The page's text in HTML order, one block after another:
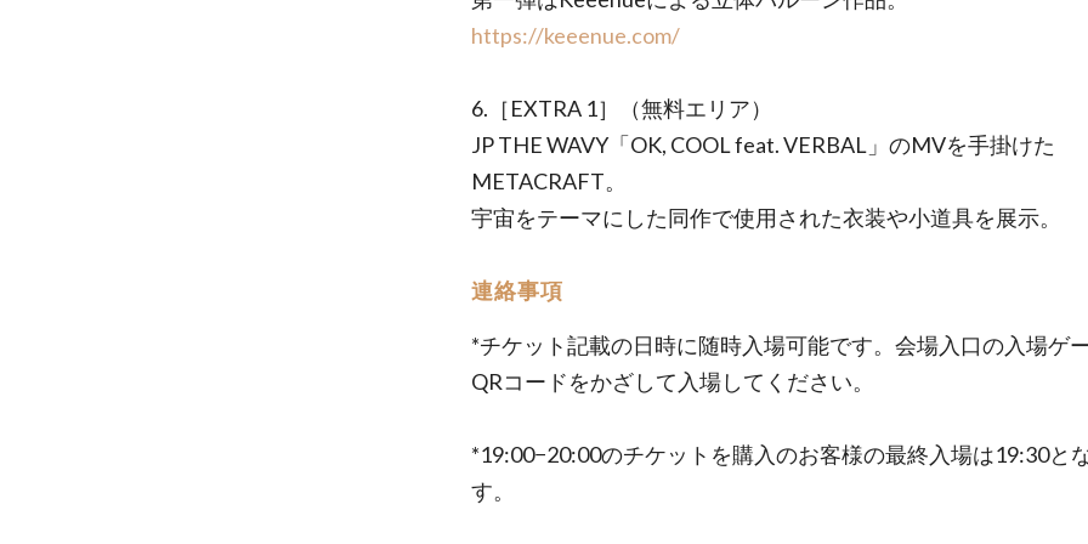
https://keeenue.com/
6.［EXTRA 1］（無料エリア）
JP THE WAVY「OK, COOL feat. VERBAL」のMVを手掛けた
METACRAFT。
宇宙をテーマにした同作で使用された衣装や小道具を展示。
連絡事項
*チケット記載の日時に随時入場可能です。会場入口の入場ゲ
QRコードをかざして入場してください。
*19:00−20:00のチケットを購入のお客様の最終入場は19:30と
す。